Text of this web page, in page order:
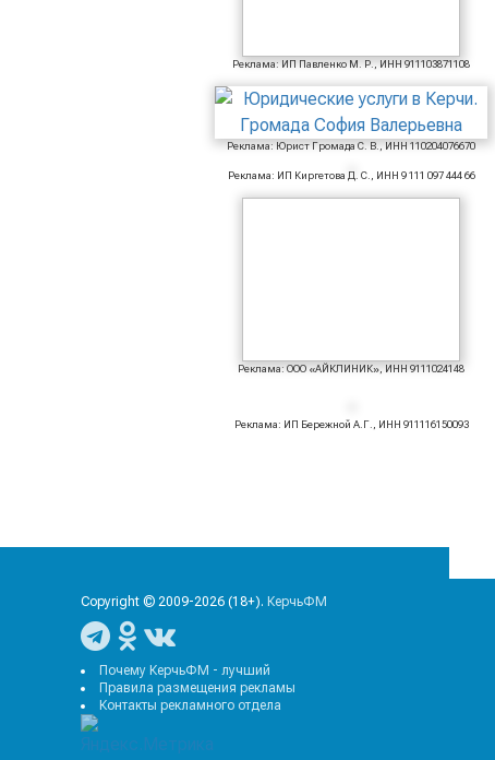
Реклама: ИП Павленко М. Р., ИНН 911103871108
Реклама: Юрист Громада С. В., ИНН 110204076670
Реклама: ИП Киргетова Д. С., ИНН 9 111 097 444 66
Реклама: ООО «АЙКЛИНИК», ИНН 9111024148
Реклама: ИП Бережной А.Г., ИНН 911116150093
Copyright © 2009-2026 (18+). КерчьФМ
Почему КерчьФМ - лучший
Правила размещения рекламы
Контакты рекламного отдела